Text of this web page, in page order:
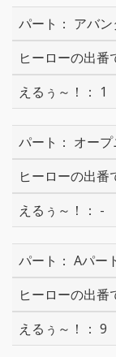
アバ
1
オー
-
Aパー
9